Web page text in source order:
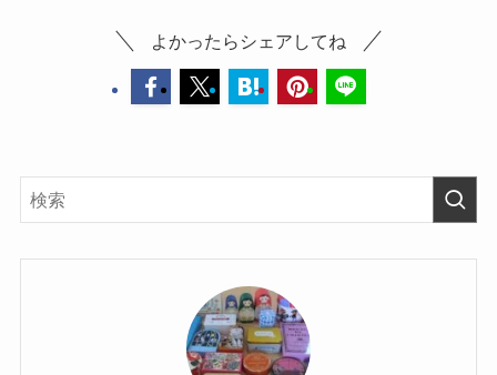
よかったらシェアしてね